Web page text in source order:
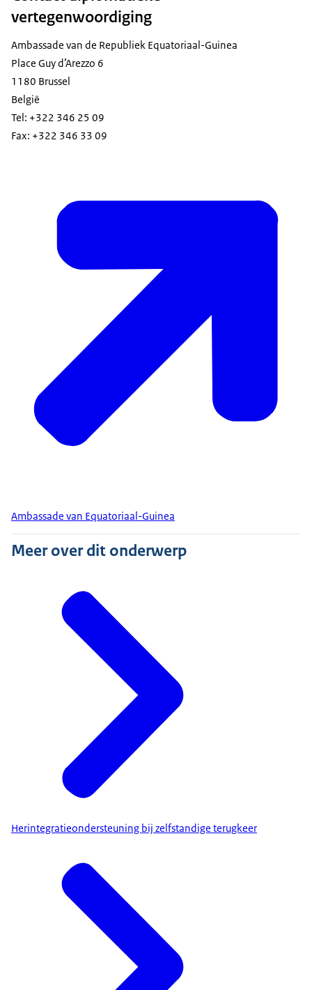
vertegenwoordiging
Ambassade van de Republiek Equatoriaal-Guinea
Place Guy d’Arezzo 6
1180 Brussel
België
Tel: +322 346 25 09
Fax: +322 346 33 09
Ambassade van Equatoriaal-Guinea
Meer over dit onderwerp
Herintegratieondersteuning bij zelfstandige terugkeer